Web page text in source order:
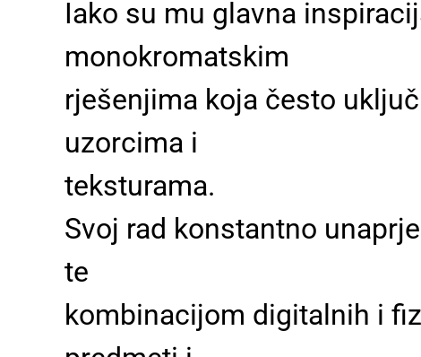
Iako su mu glavna
monokromatskim
rješenjima koja često
uzorcima i
teksturama.
Svoj rad konstantno
te
kombinacijom digitalnih i